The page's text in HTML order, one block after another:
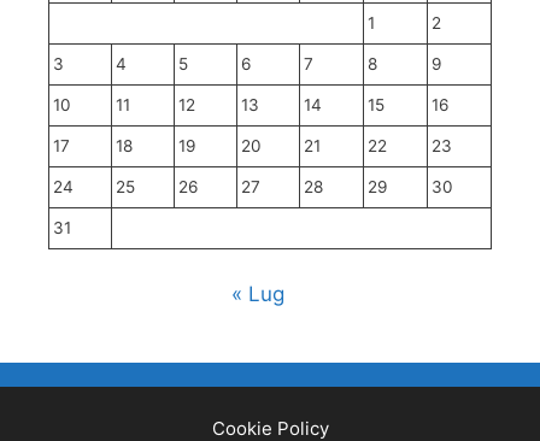
1 2
3 4 5 6 7 8 9
10 11 12 13 14 15 16
17 18 19 20 21 22 23
24 25 26 27 28 29 30
31
« Lug
Cookie Policy